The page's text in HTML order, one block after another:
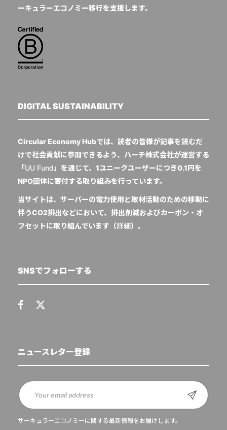
ーキュラーエコノミー移行を支援します。
DIGITAL SUSTAINABILITY
Circular Economy Hubでは、読者の皆様が記事を読むだ
けで社会貢献に参加できるよう、ハーチ株式会社が運営する
「UU Fund」を通じて、1ユニークユーザーにつき0.1円を
NPO団体に寄付する取り組みを行っています。
当サイトは、サーバーの電力使用と取材活動のための移動に
伴うCO2排出などにおいて、排出削減およびカーボン・オ
フセットに取り組んでいます（詳細）。
SNSでフォローする
ニュースレター登録
サーキュラーエコノミーに関する最新情報をお届けします。